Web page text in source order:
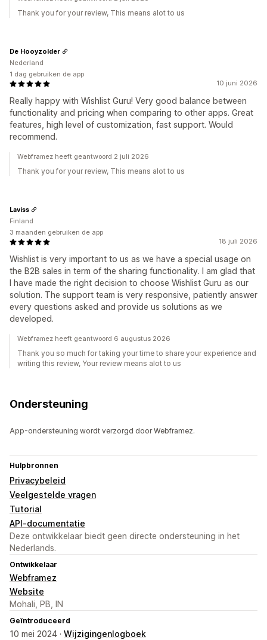
Thank you for your review, This means alot to us
10 juni 2026
Really happy with Wishlist Guru! Very good balance between
functionality and pricing when comparing to other apps. Great
features, high level of customization, fast support. Would
recommend.
De Hooyzolder
Nederland
1 dag gebruiken de app
Webframez heeft geantwoord 2 juli 2026
Thank you for your review, This means alot to us
18 juli 2026
Wishlist is very important to us as we have a special usage on
the B2B sales in term of the sharing functionality. I am glad that
I have made the right decision to choose Wishlist Guru as our
solution. The support team is very responsive, patiently answer
every questions asked and provide us solutions as we
developed.
Laviss
Finland
3 maanden gebruiken de app
Webframez heeft geantwoord 6 augustus 2026
Thank you so much for taking your time to share your experience and
writing this review, Your review means alot to us
Ondersteuning
App-ondersteuning wordt verzorgd door Webframez.
Hulpbronnen
Privacybeleid
Veelgestelde vragen
Tutorial
API-documentatie
Deze ontwikkelaar biedt geen directe ondersteuning in het
Nederlands.
Ontwikkelaar
Webframez
Website
Mohali, PB, IN
Geïntroduceerd
10 mei 2024 · Wijzigingenlogboek